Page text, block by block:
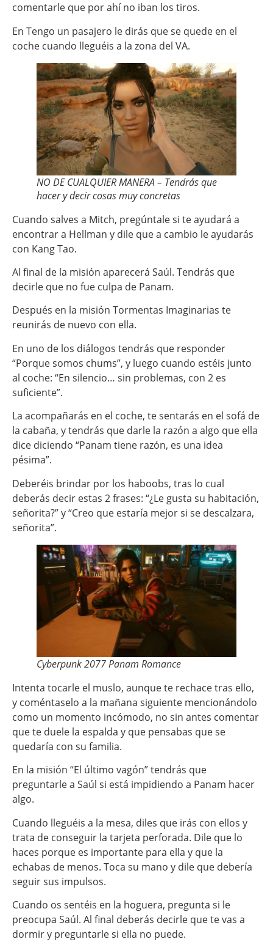
comentarle que por ahí no iban los tiros.
En Tengo un pasajero le dirás que se quede en el
coche cuando lleguéis a la zona del VA.
NO DE CUALQUIER MANERA – Tendrás que
hacer y decir cosas muy concretas
Cuando salves a Mitch, pregúntale si te ayudará a
encontrar a Hellman y dile que a cambio le ayudarás
con Kang Tao.
Al final de la misión aparecerá Saúl. Tendrás que
decirle que no fue culpa de Panam.
Después en la misión Tormentas Imaginarias te
reunirás de nuevo con ella.
En uno de los diálogos tendrás que responder
“Porque somos chums”, y luego cuando estéis junto
al coche: “En silencio… sin problemas, con 2 es
suficiente”.
La acompañarás en el coche, te sentarás en el sofá de
la cabaña, y tendrás que darle la razón a algo que ella
dice diciendo “Panam tiene razón, es una idea
pésima”.
Deberéis brindar por los haboobs, tras lo cual
deberás decir estas 2 frases: “¿Le gusta su habitación,
señorita?” y “Creo que estaría mejor si se descalzara,
señorita”.
Cyberpunk 2077 Panam Romance
Intenta tocarle el muslo, aunque te rechace tras ello,
y coméntaselo a la mañana siguiente mencionándolo
como un momento incómodo, no sin antes comentar
que te duele la espalda y que pensabas que se
quedaría con su familia.
En la misión “El último vagón” tendrás que
preguntarle a Saúl si está impidiendo a Panam hacer
algo.
Cuando lleguéis a la mesa, diles que irás con ellos y
trata de conseguir la tarjeta perforada. Dile que lo
haces porque es importante para ella y que la
echabas de menos. Toca su mano y dile que debería
seguir sus impulsos.
Cuando os sentéis en la hoguera, pregunta si le
preocupa Saúl. Al final deberás decirle que te vas a
dormir y preguntarle si ella no puede.